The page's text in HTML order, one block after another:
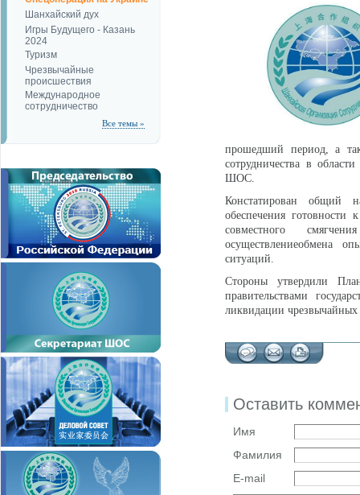
Шанхайский дух
Игры Будущего - Казань
2024
Туризм
Чрезвычайные
происшествия
Международное
сотрудничество
Все темы »
прошедший период, а
сотрудничества в
ШОС.
Констатирован общий
обеспечения
совместного
осуществлениеобмена
ситуаций.
Стороны утвердили
правительствами
ликвидации
Оставить
Имя
Фамилия
E-mail